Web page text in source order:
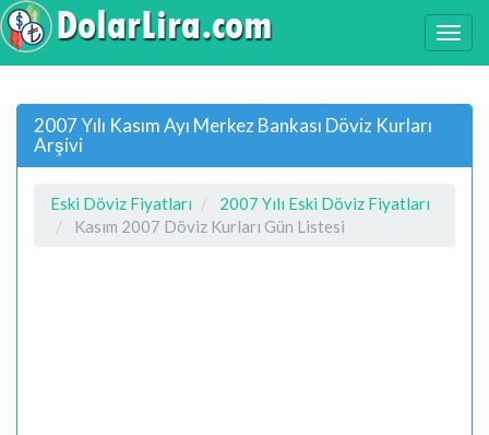
2007 Yılı Kasım Ayı Merkez Bankası Döviz Kurları
Arşivi
Eski Döviz Fiyatları
2007 Yılı Eski Döviz Fiyatları
Kasım 2007 Döviz Kurları Gün Listesi